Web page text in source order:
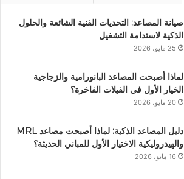
صيانة المصاعد: التحديات الفنية الشائعة والحلول
الذكية لاستدامة التشغيل
25 مايو، 2026
لماذا أصبحت المصاعد البانورامية والزجاجية
الخيار الأول في الفيلات الفاخرة؟
20 مايو، 2026
دليل المصاعد الذكية: لماذا أصبحت مصاعد MRL
والهيدروليكية الاختيار الأول للمباني الحديثة؟
16 مايو، 2026